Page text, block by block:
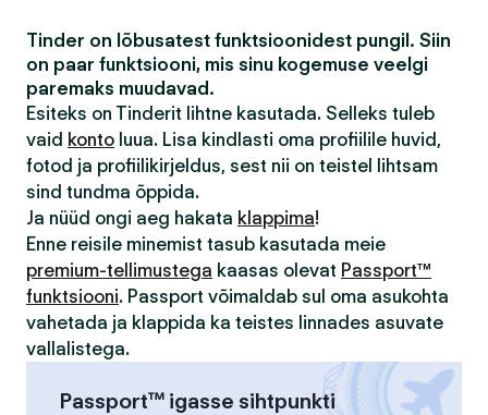
Tinder on lõbusatest funktsioonidest pungil. Siin
on paar funktsiooni, mis sinu kogemuse veelgi
paremaks muudavad.
Esiteks on Tinderit lihtne kasutada. Selleks tuleb
vaid konto luua. Lisa kindlasti oma profiilile huvid,
fotod ja profiilikirjeldus, sest nii on teistel lihtsam
sind tundma õppida.
Ja nüüd ongi aeg hakata klappima!
Enne reisile minemist tasub kasutada meie
premium-tellimustega kaasas olevat Passport™
funktsiooni. Passport võimaldab sul oma asukohta
vahetada ja klappida ka teistes linnades asuvate
vallalistega.
Passport™ igasse sihtpunkti